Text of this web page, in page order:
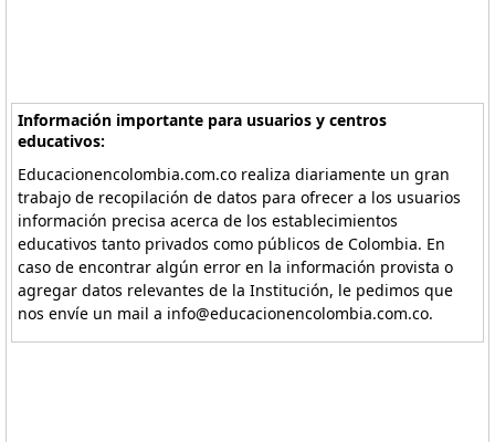
Información importante para usuarios y centros
educativos:
Educacionencolombia.com.co realiza diariamente un gran
trabajo de recopilación de datos para ofrecer a los usuarios
información precisa acerca de los establecimientos
educativos tanto privados como públicos de Colombia. En
caso de encontrar algún error en la información provista o
agregar datos relevantes de la Institución, le pedimos que
nos envíe un mail a info@educacionencolombia.com.co.